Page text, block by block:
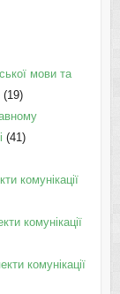
мови та
(19)
(41)
комунікації
комунікації
комунікації